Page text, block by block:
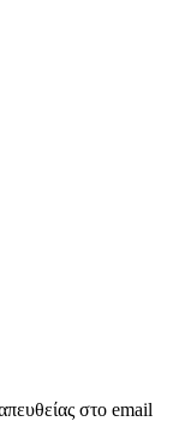
στο email